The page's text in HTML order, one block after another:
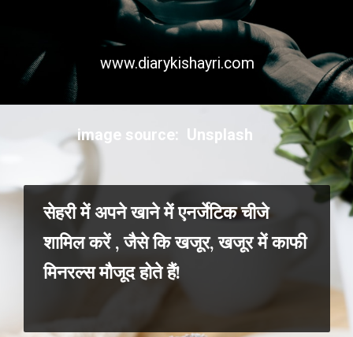
www.diarykishayri.com
सेहरी में अपने खाने में एनर्जेटिक चीजे
शामिल करें , जैसे कि खजूर, खजूर में काफी
मिनरल्स मौजूद होते हैं!
image source: Unsplash